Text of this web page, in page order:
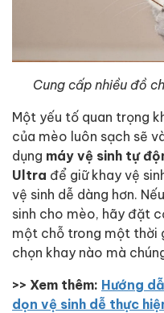
Cung cấp nhiều đồ
Một yếu tố quan trọng
của mèo luôn sạch sẽ
dụng máy vệ sinh tự
Ultra để giữ khay vệ
vệ sinh dễ dàng hơn.
sinh cho mèo, hãy đặt
một chỗ trong một thời
chọn khay nào mà
>> Xem thêm: Hướng
dọn vệ sinh dễ thực